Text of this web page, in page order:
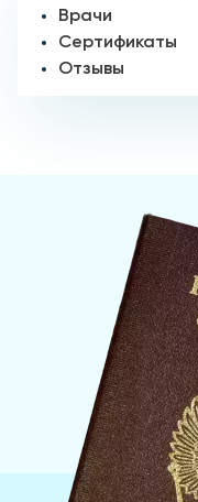
Врачи
Сертификаты
Отзывы